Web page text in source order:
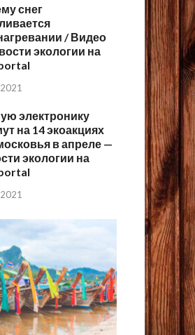
снег
/ Видео
экологии на
электронику
на 14 экоакциях
в апреле —
экологии на